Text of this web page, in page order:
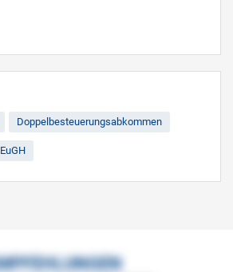
Doppelbesteuerungsabkommen
EuGH